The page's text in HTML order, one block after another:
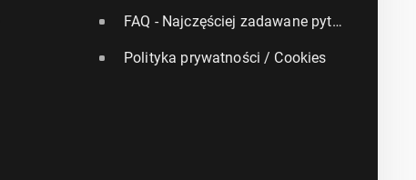
FAQ - Najczęściej zadawane pytania
Polityka prywatności / Cookies